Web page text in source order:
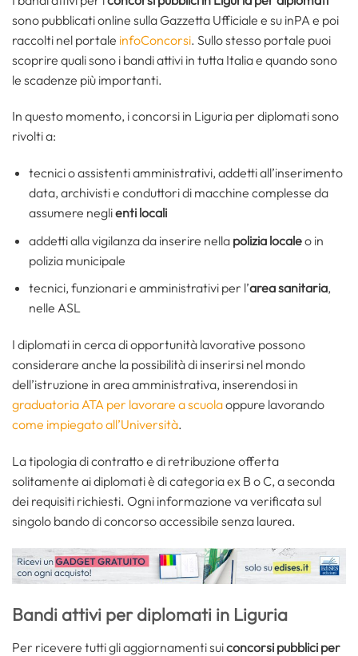
sono pubblicati online sulla Gazzetta Ufficiale e su inPA e poi
raccolti nel portale infoConcorsi. Sullo stesso portale puoi
scoprire quali sono i bandi attivi in tutta Italia e quando sono
le scadenze più importanti.
In questo momento, i concorsi in Liguria per diplomati sono
rivolti a:
tecnici o assistenti amministrativi, addetti all’inserimento
data, archivisti e conduttori di macchine complesse da
assumere neglienti locali
addetti alla vigilanza da inserire nella polizia localeo in
polizia municipale
tecnici, funzionari e amministrativi per l’area sanitaria,
nelle ASL
I diplomati in cerca di opportunità lavorative possono
considerare anche la possibilità di inserirsi nel mondo
dell’istruzione in area amministrativa, inserendosi in
graduatoria ATA per lavorare a scuolaoppure lavorando
come impiegato all’Università.
La tipologia di contratto e di retribuzione offerta
solitamente ai diplomati è di categoria ex B o C, a seconda
dei requisiti richiesti. Ogni informazione va verificata sul
singolo bando di concorso accessibile senza laurea.
Bandi attivi per diplomati in Liguria
Per ricevere tutti gli aggiornamenti suiconcorsi pubblici per